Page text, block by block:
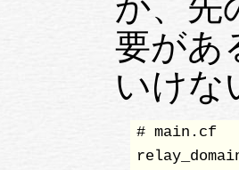
要があ
いけな
# main.cf